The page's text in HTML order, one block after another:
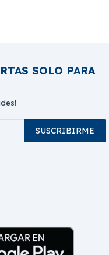
SOLO PARA
SUSCRIBIRME